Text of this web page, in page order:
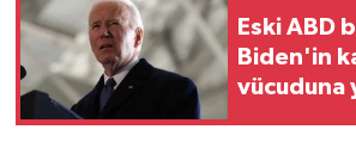
Eski ABD
Biden'in
vücuduna